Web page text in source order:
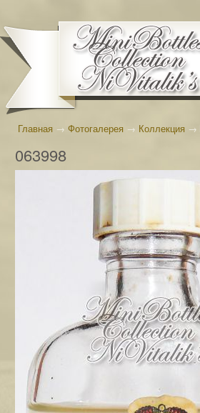
Главная → Фотогалерея → Коллекция →
063998